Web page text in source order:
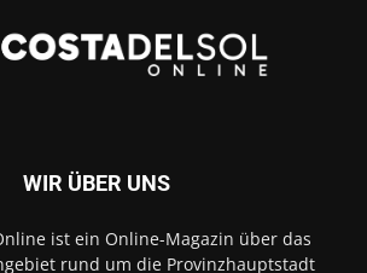
WIR ÜBER UNS
ist ein Online-Magazin über das
rund um die Provinzhauptstadt